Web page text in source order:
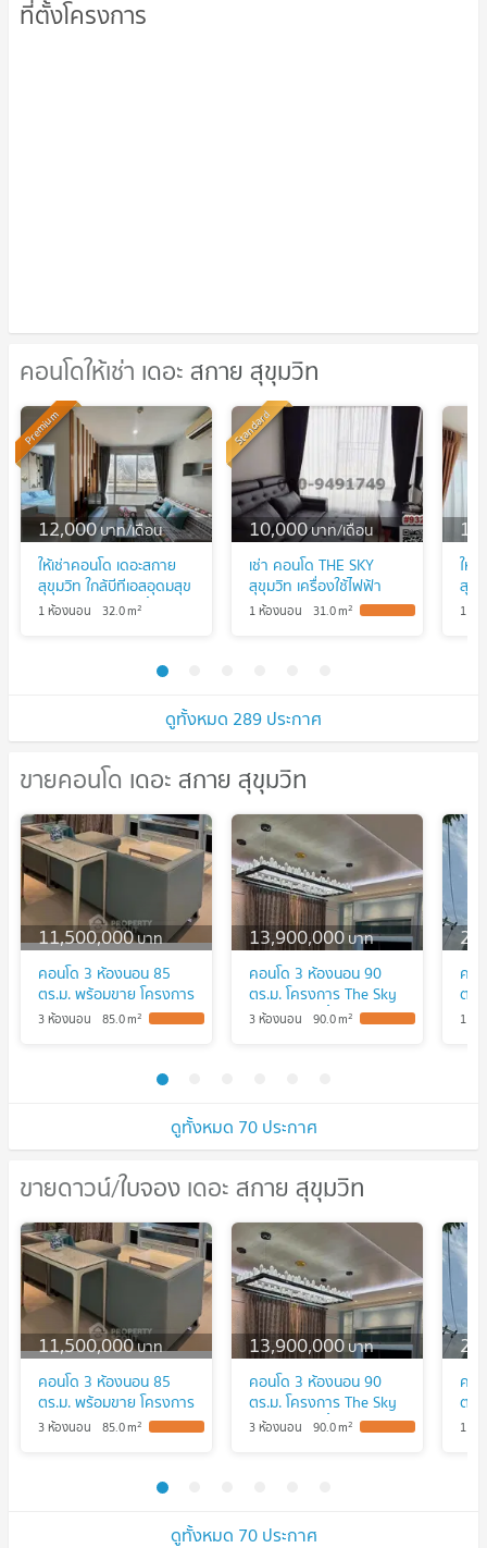
ที่ตั้งโครงการ
คอนโดให้เช่า เดอะ สกาย สุขุมวิท
ดูทั้งหมด 289 ประกาศ
คอนโดให้เช่า เดอะ สกาย สุขุมวิท
12,000บาท/เดือน
Premium
ให้เช่าคอนโด เดอะสกาย
สุขุมวิท ใกล้บีทีเอสอุดมสุข
เงียบสงบ สระว่ายน้ำ ฟิต
1 ห้องนอน 32.0m2
10,000บาท/เดือน
Standard
เช่า คอนโด THE SKY
สุขุมวิท เครื่องใช้ไฟฟ้า
ครบ ใกล้ BTS อุดมสุข
1 ห้องนอน 31.0m2
ให้เ
สุขุ
1 ห้
1 ห้
ขายคอนโด เดอะ สกาย สุขุมวิท
ดูทั้งหมด 70 ประกาศ
ขายคอนโด เดอะ สกาย สุขุมวิท
11,500,000บาท
คอนโด 3 ห้องนอน 85
ตร.ม. พร้อมขาย โครงการ
The Sky Sukhumvit ใกล้
3 ห้องนอน 85.0m2
13,900,000บาท
คอนโด 3 ห้องนอน 90
ตร.ม. โครงการ The Sky
Sukhumvit ชั้น 19-20
3 ห้องนอน 90.0m2
คอ
ตร.
เข
1 ห้
ขายดาวน์/ใบจอง เดอะ สกาย สุขุมวิท
ดูทั้งหมด 70 ประกาศ
ขายดาวน์/ใบจอง เดอะ สกาย สุขุมวิท
11,500,000บาท
คอนโด 3 ห้องนอน 85
ตร.ม. พร้อมขาย โครงการ
The Sky Sukhumvit ใกล้
3 ห้องนอน 85.0m2
13,900,000บาท
คอนโด 3 ห้องนอน 90
ตร.ม. โครงการ The Sky
Sukhumvit ชั้น 19-20
3 ห้องนอน 90.0m2
คอ
ตร.
เข
1 ห้